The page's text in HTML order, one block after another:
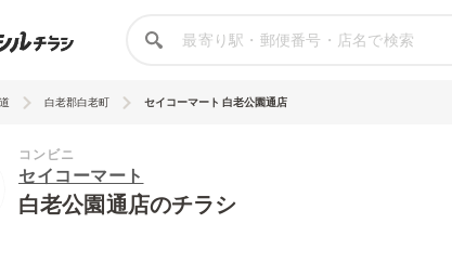
白老郡白老町 セイコーマート 白老公園通店
コンビニ
セイコーマート
白老公園通店のチラシ